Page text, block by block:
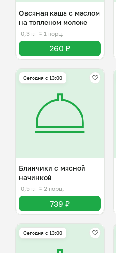
Овсяная каша с маслом
на топленом молоке
0,3 кг ≈ 1 порц.
260 ₽
Сегодня с 13:00
Блинчики с мясной
начинкой
0,5 кг ≈ 2 порц.
739 ₽
Сегодня с 13:00